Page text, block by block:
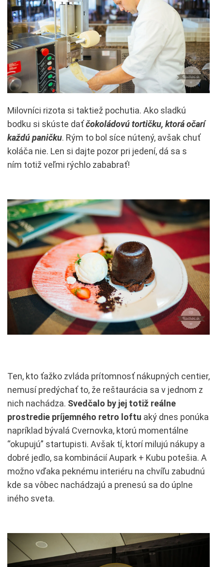
Milovníci rizota si taktiež pochutia. Ako sladkú
bodku si skúste daťčokoládovú tortičku, ktorá očarí
každú paničku. Rým to bol síce nútený, avšak chuť
koláča nie. Len si dajte pozor pri jedení, dá sa s
ním totiž veľmi rýchlo zababrať!
Ten, kto ťažko zvláda prítomnosť nákupných centier,
nemusí predýchať to, že reštaurácia sa v jednom z
nich nachádza. Svedčalo by jej totiž reálne
prostredie príjemného retro loftu aký dnes ponúka
napríklad bývalá Cvernovka, ktorú momentálne
“okupujú” startupisti. Avšak tí, ktorí milujú nákupy a
dobré jedlo, sa kombinácií Aupark + Kubu potešia. A
možno vďaka peknému interiéru na chvíľu zabudnú
kde sa vôbec nachádzajú a prenesú sa do úplne
iného sveta.